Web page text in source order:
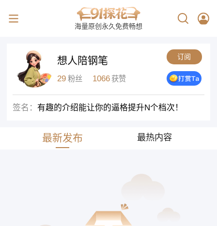
海量原创永久免费畅想
想人陪钢笔 订阅
29 粉丝 1066 获赞
签名： 有趣的介绍能让你的逼格提升N个档次！
最新发布 最热内容